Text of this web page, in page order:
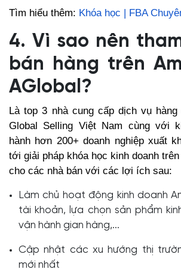
Tìm hiểu thêm: Khóa học | FBA
4. Vì sao nên
bán hàng trên
AGlobal?
Là top 3 nhà cung cấp dịch vụ hàng
Global Selling Việt Nam cùng với
hành hơn 200+ doanh nghiệp xuất
tới giải pháp khóa học kinh doanh
cho các nhà bán với các lợi ích sau:
Làm chủ hoạt động kinh doanh
tài khoản, lựa chọn sản phẩm
vận hành gian hàng,...
Cập nhật các xu hướng thị
mới nhất